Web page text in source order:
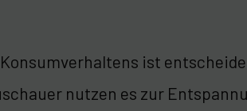
Konsumverhaltens ist
nutzen es zur